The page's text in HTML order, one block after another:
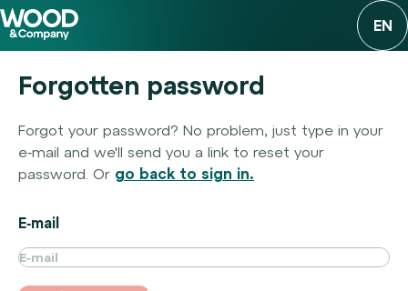
EN
Forgotten password
Forgot your password? No problem, just type in your
e‑mail and we'll send you a link to reset your
password. Or go back to sign in.
E‑mail